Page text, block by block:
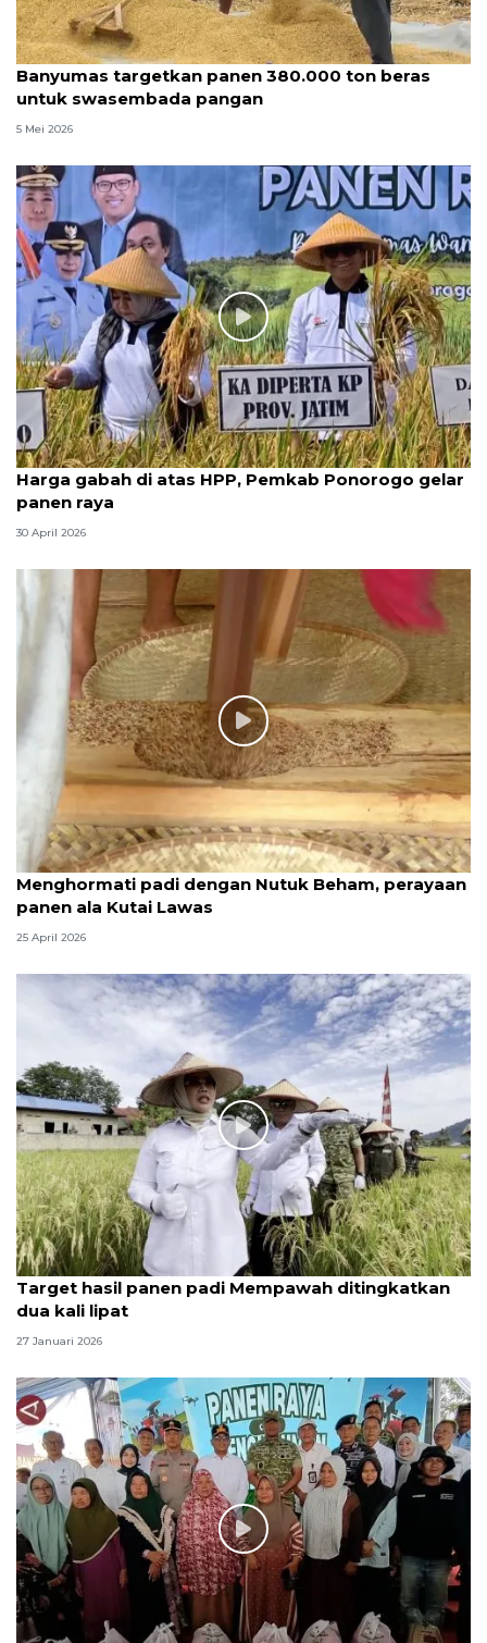
Banyumas targetkan panen 380.000 ton beras
untuk swasembada pangan
5 Mei 2026
Harga gabah di atas HPP, Pemkab Ponorogo gelar
panen raya
30 April 2026
Menghormati padi dengan Nutuk Beham, perayaan
panen ala Kutai Lawas
25 April 2026
Target hasil panen padi Mempawah ditingkatkan
dua kali lipat
27 Januari 2026